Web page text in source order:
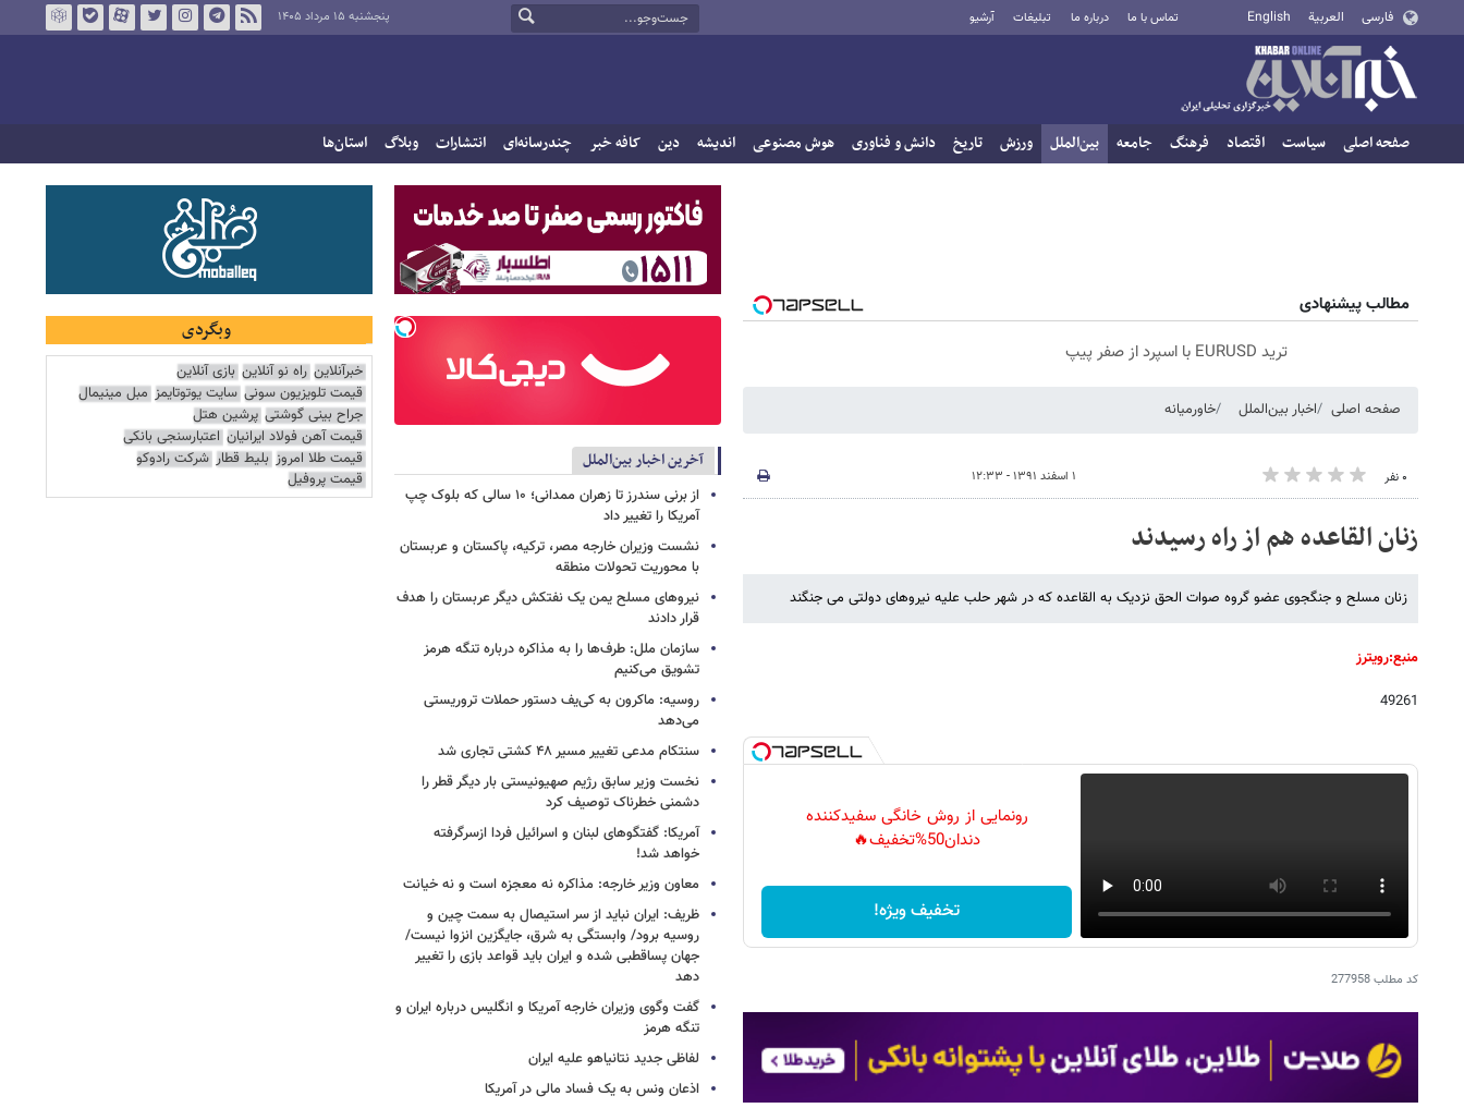
فارسی العربية English تماس با ما درباره ما تبلیغات آرشیو پنجشنبه ۱۵ مرداد ۱۴۰۵
صفحه اصلی سیاست اقتصاد فرهنگ جامعه بین‌الملل ورزش تاریخ دانش و فناوری هوش مصنوعی اندیشه دین کافه خبر چندرسانه‌ای انتشارات وبلاگ استان‌ها
مطالب پیشنهادی
ترید EURUSD با اسپرد از صفر پیپ
صفحه اصلی اخبار بین‌الملل خاورمیانه
۰ نفر ۱ اسفند ۱۳۹۱ - ۱۲:۳۳
زنان القاعده هم از راه رسیدند
زنان مسلح و جنگجوی عضو گروه صوات الحق نزدیک به القاعده که در شهر حلب علیه نیروهای دولتی می جنگند
منبع:رویترز
49261
رونمایی از روش خانگی سفیدکننده
دندان50%تخفیف🔥
تخفیف ویژه!
کد مطلب277958
آخرین اخبار بین‌الملل
از برنی سندرز تا زهران ممدانی؛ ۱۰ سالی که بلوک چپ
آمریکا را تغییر داد
نشست وزیران خارجه مصر، ترکیه، پاکستان و عربستان
با محوریت تحولات منطقه
نیروهای مسلح یمن یک نفتکش دیگر عربستان را هدف
قرار دادند
سازمان ملل: طرف‌ها را به مذاکره درباره تنگه هرمز
تشویق می‌کنیم
روسیه: ماکرون به کی‌یف دستور حملات تروریستی
می‌دهد
سنتکام مدعی تغییر مسیر ۴۸ کشتی تجاری شد
نخست وزیر سابق رژیم صهیونیستی بار دیگر قطر را
دشمنی خطرناک توصیف کرد
آمریکا: گفتگوهای لبنان و اسرائیل فردا ازسرگرفته
خواهد شد!
معاون وزیر خارجه: مذاکره نه معجزه است و نه خیانت
ظریف: ایران نباید از سر استیصال به سمت چین و
روسیه برود/ وابستگی به شرق، جایگزین انزوا نیست/
جهان پساقطبی شده و ایران باید قواعد بازی را تغییر
دهد
گفت وگوی وزیران خارجه آمریکا و انگلیس درباره ایران و
تنگه هرمز
لفاظی جدید نتانیاهو علیه ایران
اذعان ونس به یک فساد مالی در آمریکا
وبگردی
خبرآنلاین راه نو آنلاین بازی آنلاین
قیمت تلویزیون سونی سایت یوتوتایمز مبل مینیمال
جراح بینی گوشتی پرشین هتل
قیمت آهن فولاد ایرانیان اعتبارسنجی بانکی
قیمت طلا امروز بلیط قطار شرکت رادوکو
قیمت پروفیل